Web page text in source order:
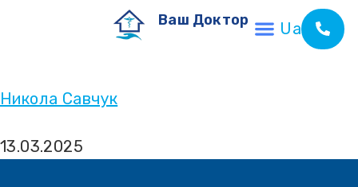
Ваш Доктор Ua
Никола Савчук
13.03.2025